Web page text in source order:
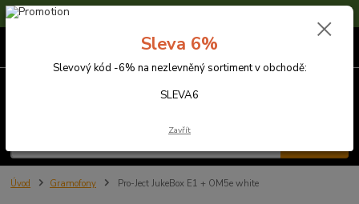
Sleva 6% na nezlevněné zboží s kódem SLEVA6
Úvod Gramofony Pro-Ject JukeBox E1 + OM5e white
Sleva 6%
Slevový kód -6% na nezlevněný sortiment v obchodě:
SLEVA6
Zavřít